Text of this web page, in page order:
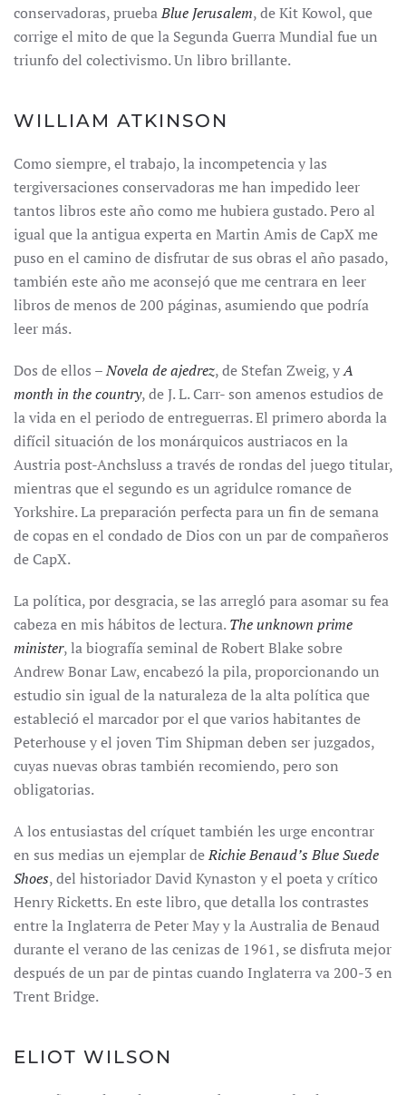
conservadoras, pruebaBlue Jerusalem, de Kit Kowol, que
corrige el mito de que la Segunda Guerra Mundial fue un
triunfo del colectivismo. Un libro brillante.
WILLIAM ATKINSON
Como siempre, el trabajo, la incompetencia y las
tergiversaciones conservadoras me han impedido leer
tantos libros este año como me hubiera gustado. Pero al
igual que la antigua experta en Martin Amis de CapX me
puso en el camino de disfrutar de sus obras el año pasado,
también este año me aconsejó que me centrara en leer
libros de menos de 200 páginas, asumiendo que podría
leer más.
Dos de ellos –Novela de ajedrez, de Stefan Zweig, yA
month in the country, de J. L. Carr- son amenos estudios de
la vida en el periodo de entreguerras. El primero aborda la
difícil situación de los monárquicos austriacos en la
Austria post-Anchsluss a través de rondas del juego titular,
mientras que el segundo es un agridulce romance de
Yorkshire. La preparación perfecta para un fin de semana
de copas en el condado de Dios con un par de compañeros
de CapX.
La política, por desgracia, se las arregló para asomar su fea
cabeza en mis hábitos de lectura.The unknown prime
minister, la biografía seminal de Robert Blake sobre
Andrew Bonar Law, encabezó la pila, proporcionando un
estudio sin igual de la naturaleza de la alta política que
estableció el marcador por el que varios habitantes de
Peterhouse y el joven Tim Shipman deben ser juzgados,
cuyas nuevas obras también recomiendo, pero son
obligatorias.
A los entusiastas del críquet también les urge encontrar
en sus medias un ejemplar deRichie Benaud’s Blue Suede
Shoes, del historiador David Kynaston y el poeta y crítico
Henry Ricketts. En este libro, que detalla los contrastes
entre la Inglaterra de Peter May y la Australia de Benaud
durante el verano de las cenizas de 1961, se disfruta mejor
después de un par de pintas cuando Inglaterra va 200-3 en
Trent Bridge.
ELIOT WILSON